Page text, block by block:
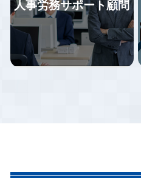
スでは石川・富山の企業様を中
心に、労働保険・社会保険等の
諸手続きを行ってまいりまし
た。給与計算のアウトソーシン
グをご検討されている企業様は
ぜひ一度ご相談ください。
当事務所では、貴社の状況をヒ
アリングさせていただいた上
で、貴社に最適な就業規則を提
人事労務サポート顧問
労働基準監督署調査では従業員